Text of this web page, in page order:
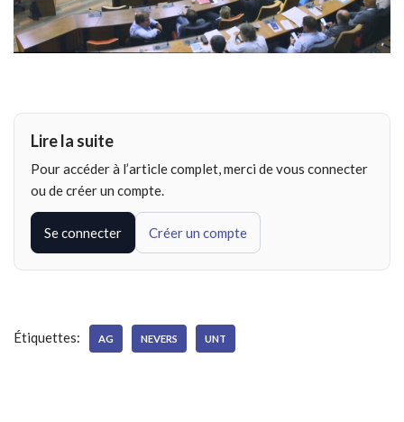
Lire la suite
Pour accéder à l’article complet, merci de vous connecter
ou de créer un compte.
Se connecter Créer un compte
Étiquettes: AG NEVERS UNT